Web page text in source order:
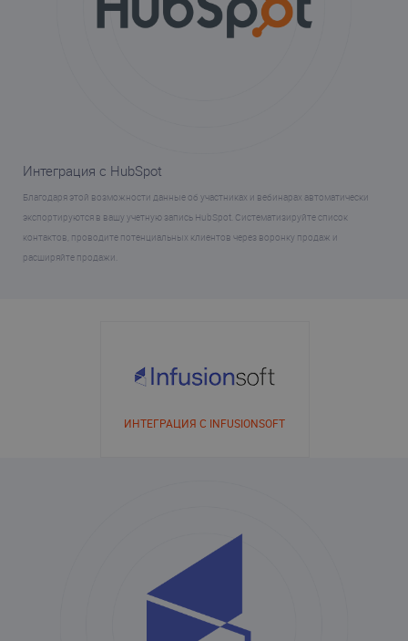
Интеграция с HubSpot
Благодаря этой возможности данные об участниках и вебинарах автоматически
экспортируются в вашу учетную запись HubSpot. Систематизируйте список
контактов, проводите потенциальных клиентов через воронку продаж и
расширяйте продажи.
ИНТЕГРАЦИЯ С INFUSIONSOFT